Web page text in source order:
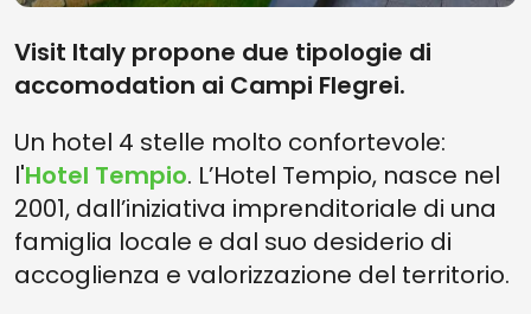
Visit Italy propone due tipologie di
accomodation ai Campi Flegrei.
Un hotel 4 stelle molto confortevole:
l'Hotel Tempio. L’Hotel Tempio, nasce nel
2001, dall’iniziativa imprenditoriale di una
famiglia locale e dal suo desiderio di
accoglienza e valorizzazione del territorio.